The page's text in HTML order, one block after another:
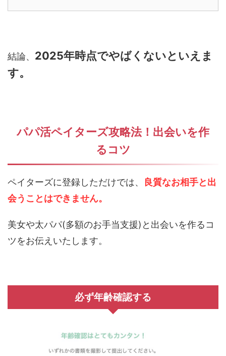
結論、 2025年時点でやばくないといえま
す。
パパ活ペイターズ攻略法！出会いを作
るコツ
ペイターズに登録しただけでは、
良質なお相手と出
会うことはできません。
美女や太パパ(多額のお手当支援)と出会いを作るコ
ツをお伝えいたします。
必ず年齢確認する